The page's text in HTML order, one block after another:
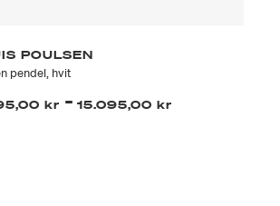
POULSEN
pendel, hvit
kr - 15.095,00 kr